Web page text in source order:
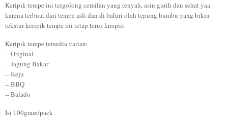
Keripik tempe ini tergolong cemilan yang renyah, asin gurih dan sehat yaa
karena terbuat dari tempe asli dan di baluri oleh tepung bumbu yang bikin
tekstur keripik tempe ini tetap terus krispiii
Keripik tempe tersedia varian:
-- Original
-- Jagung Bakar
-- Keju
-- BBQ
-- Balado
Isi 100gram/pack